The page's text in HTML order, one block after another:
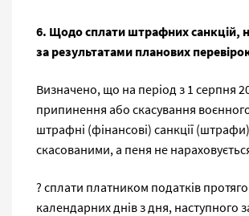
6. Щодо сплати штрафних санкцій,
за результатами планових
Визначено, що на період з 1 серпня
припинення або скасування
штрафні (фінансові) санкції
скасованими, а пеня не
? сплати платником податків
календарних днів з дня, наступного